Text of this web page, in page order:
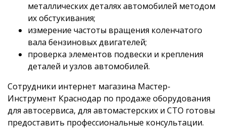
металлических деталях автомобилей методом
их обстукивания;
измерение частоты вращения коленчатого
вала бензиновых двигателей;
проверка элементов подвески и крепления
деталей и узлов автомобилей.
Сотрудники интернет магазина Мастер-
Инструмент Краснодар по продаже оборудования
для автосервиса, для автомастерских и СТО готовы
предоставить профессиональные консультации.